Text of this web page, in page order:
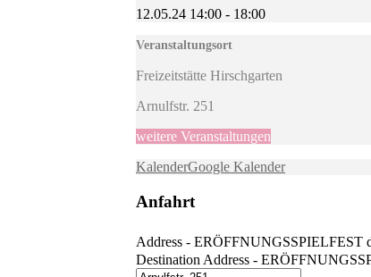
12.05.24 14:00 - 18:00
Veranstaltungsort
Freizeitstätte Hirschgarten
Arnulfstr. 251
weitere Veranstaltungen
KalenderGoogle Kalender
Anfahrt
Address - ERÖFFNUNGSSPIELFEST
Destination Address -